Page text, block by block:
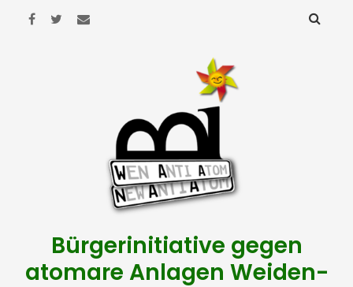
Bürgerinitiative gegen
atomare Anlagen Weiden-